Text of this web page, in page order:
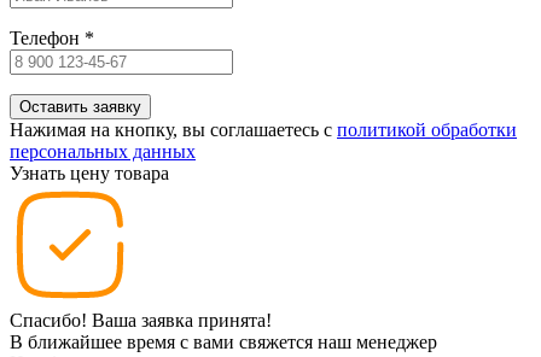
Телефон *
Нажимая на кнопку, вы соглашаетесь c политикой обработки
персональных данных
Узнать цену товара
Спасибо! Ваша заявка принята!
В ближайшее время с вами свяжется наш менеджер